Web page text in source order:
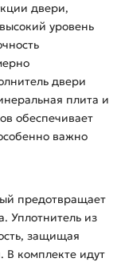
двери,
уровень
двери
плита и
обеспечивает
важно
предотвращает
Уплотнитель из
защищая
В комплекте идут